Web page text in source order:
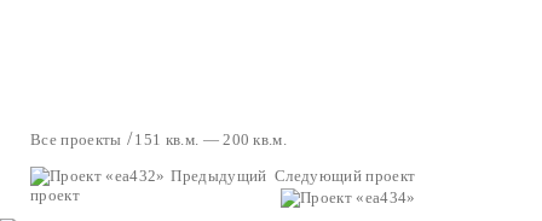
Все проекты
151 кв.м. — 200 кв.м.
Предыдущий
проект
Следующий проект